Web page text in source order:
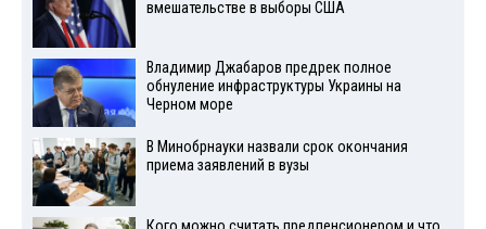
вмешательстве в выборы США
Владимир Джабаров предрек полное
обнуление инфраструктуры Украины на
Черном море
В Минобрнауки назвали срок окончания
приема заявлений в вузы